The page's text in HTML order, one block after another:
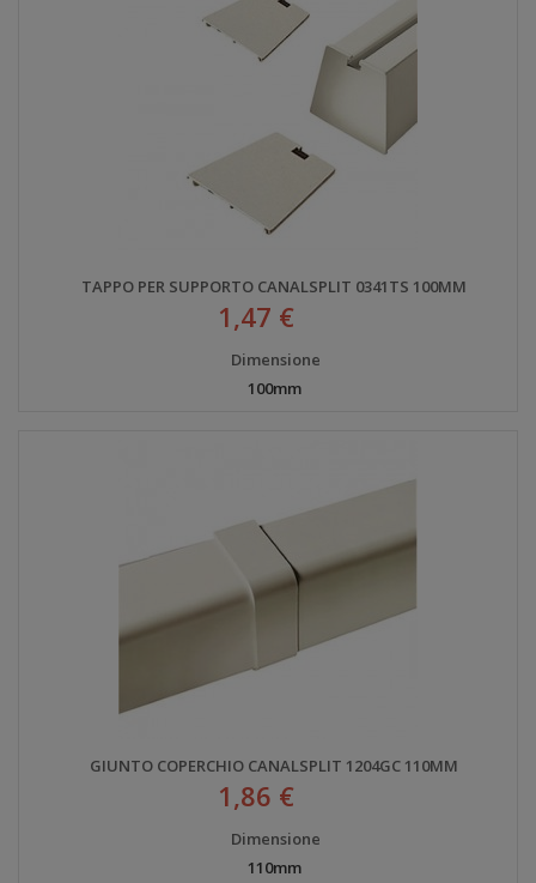
TAPPO PER SUPPORTO CANALSPLIT 0341TS 100MM
1,47 €
Dimensione
100mm
GIUNTO COPERCHIO CANALSPLIT 1204GC 110MM
1,86 €
Dimensione
110mm